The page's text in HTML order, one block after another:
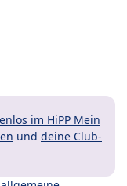
im HiPP Mein
und deine Club-